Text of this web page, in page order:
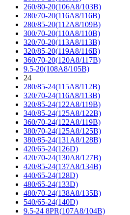
260/80-20(106A8/103B)
280/70-20(116A8/116B)
280/85-20(112A8/109B)
300/70-20(110A8/110B)
320/70-20(113A8/113B)
320/85-20(119A8/116B)
360/70-20(120A8/117B)
9.5-20(108A8/105B)
24
280/85-24(115A8/112B)
320/70-24(116A8/113B)
320/85-24(122A8/119B)
340/85-24(125A8/122B)
360/70-24(122A8/119B)
380/70-24(125A8/125B)
380/85-24(131A8/128B)
420/65-24(126D)
420/70-24(130A8/127B)
420/85-24(137A8/134B)
440/65-24(128D)
480/65-24(133D)
480/70-24(138A8/135B)
540/65-24(140D)
9.5-24 8PR(107A8/104B)